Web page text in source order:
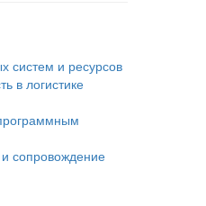
систем и ресурсов
в логистике
и сопровождение